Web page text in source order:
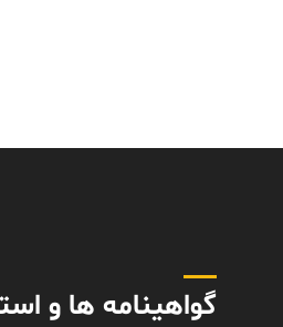
گواهینامه ها و